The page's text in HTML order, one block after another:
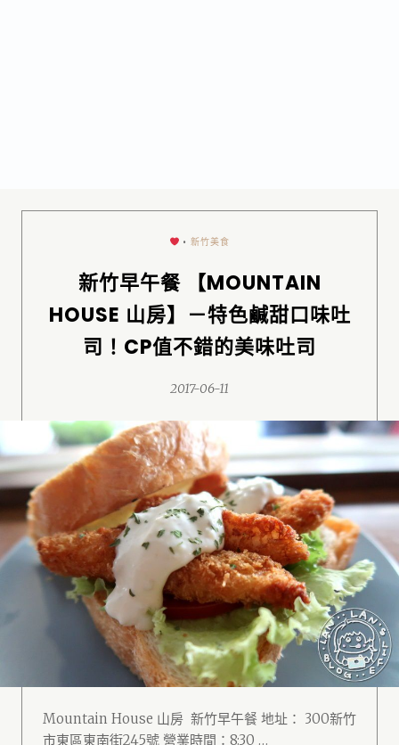
•新竹美食
新竹早午餐 【MOUNTAIN
HOUSE 山房】－特色鹹甜口味吐
司！CP值不錯的美味吐司
2017-06-11
Mountain House 山房 新竹早午餐 地址： 300新竹
市東區東南街245號 營業時間：8:30 …